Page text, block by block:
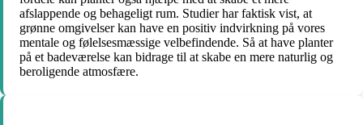
afslappende og behageligt rum. Studier har faktisk vist, at
grønne omgivelser kan have en positiv indvirkning på vores
mentale og følelsesmæssige velbefindende. Så at have planter
på et badeværelse kan bidrage til at skabe en mere naturlig og
beroligende atmosfære.